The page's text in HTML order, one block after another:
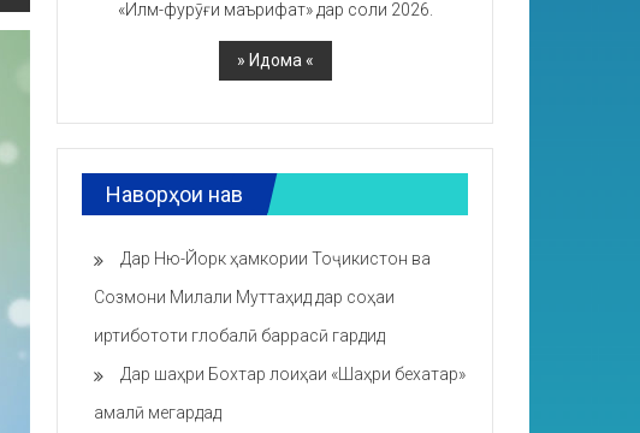
«Илм-фурӯғи маърифат» дар соли 2026.
Наворҳои нав
Дар Ню-Йорк ҳамкории Тоҷикистон ва
Созмони Милали Муттаҳид дар соҳаи
иртибототи глобалӣ баррасӣ гардид
Дар шаҳри Бохтар лоиҳаи «Шаҳри бехатар»
амалӣ мегардад